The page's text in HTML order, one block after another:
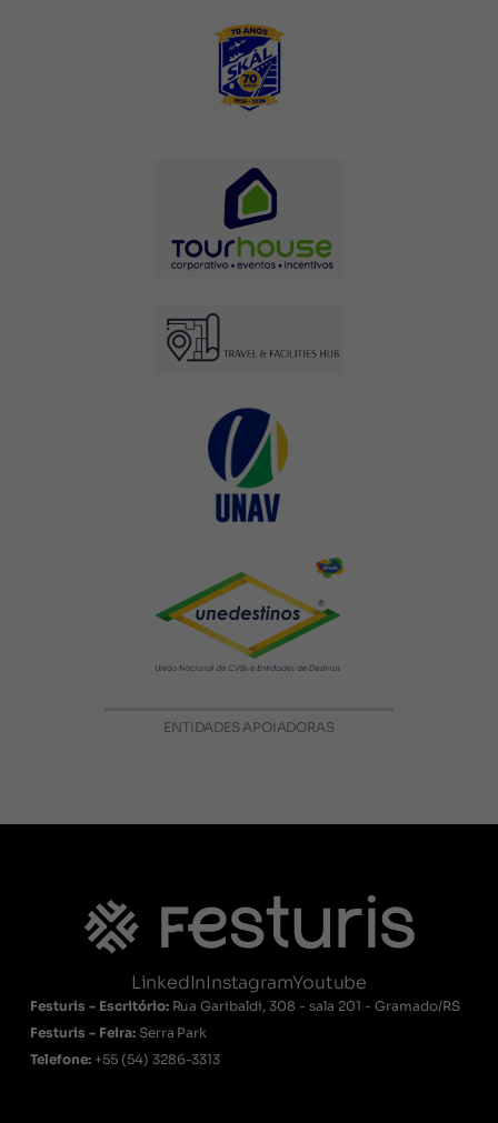
ENTIDADES APOIADORAS
LinkedInInstagramYoutube
Festuris - Escritório: Rua Garibaldi, 308 - sala 201 - Gramado/RS
Festuris - Feira: Serra Park
Telefone: +55 (54) 3286-3313